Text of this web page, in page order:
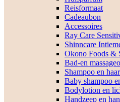
Reisformaat
Cadeaubon
Accessoires
Ray Care
Shinncare
Okono Foods &
Bad-en
Shampoo en
Baby shampoo
Bodylotion en
Handzeep en